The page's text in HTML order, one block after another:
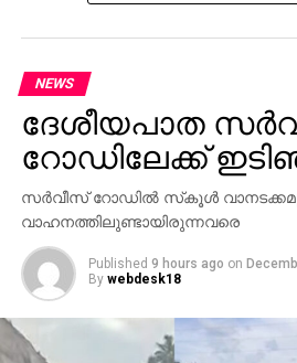
NEWS
ദേശീയപാത
റോഡിലേക്ക്
സര്‍വീസ് റോഡില്‍ സ്‌കൂള്‍
വാഹനത്തിലുണ്ടായിരുന്നവരെ
Published 9 hours ago on
By webdesk18